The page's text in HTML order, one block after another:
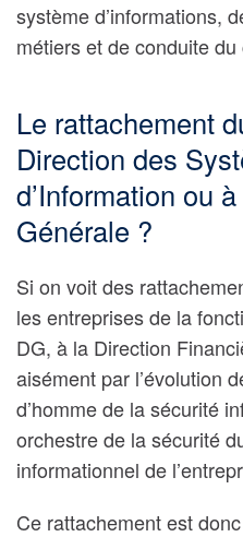
système d’informations,
métiers et de conduite
Le rattachement
Direction des
d’Information ou
Générale ?
Si on voit des
les entreprises de la
DG, à la Direction
aisément par l’évolution
d’homme de la sécurité
orchestre de la sécurité
informationnel de
Ce rattachement est